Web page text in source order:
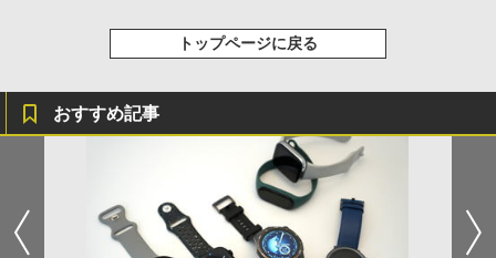
トップページに戻る
おすすめ記事